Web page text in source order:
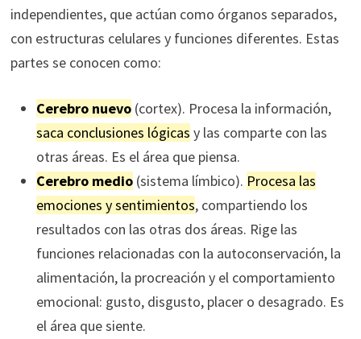
independientes, que actúan como órganos separados,
con estructuras celulares y funciones diferentes. Estas
partes se conocen como:
Cerebro nuevo (cortex). Procesa la información,
saca conclusiones lógicas y las comparte con las
otras áreas. Es el área que piensa.
Cerebro medio(sistema límbico). Procesa las
emociones y sentimientos, compartiendo los
resultados con las otras dos áreas. Rige las
funciones relacionadas con la autoconservación, la
alimentación, la procreación y el comportamiento
emocional: gusto, disgusto, placer o desagrado. Es
el área que siente.